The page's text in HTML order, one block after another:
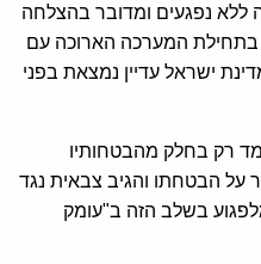
ללא נפגעים ומדובר בהצלחה
בתחילת המערכה הארוכה עם
ישראל עדיין נמצאת בפני
רק בחלק מהבטחותיו
על הבטחתו והגיב צבאית נגד
בשלב הזה ב"עומק